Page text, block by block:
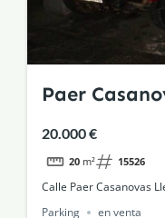
Paer
20.000 €
20 m² 15526
Calle Paer Casanovas
Parking
en venta